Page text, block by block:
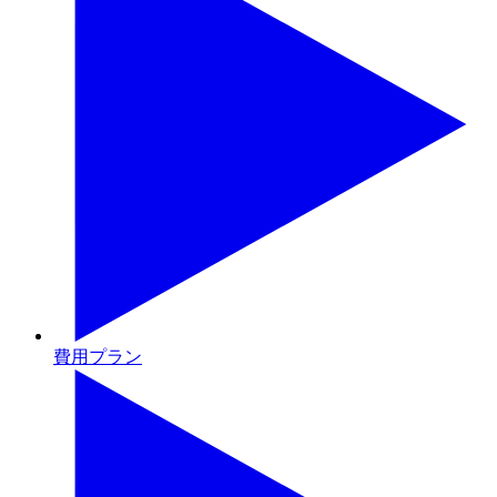
費用プラン